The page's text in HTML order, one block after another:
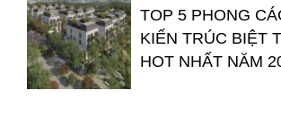
TOP 5 PHONG
KIẾN TRÚC BIỆT
HOT NHẤT NĂM